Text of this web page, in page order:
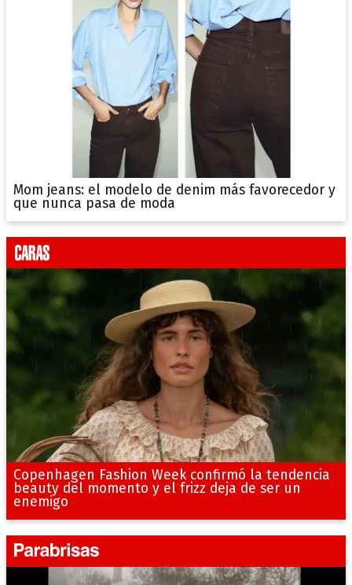
Mom jeans: el modelo de denim más favorecedor y
que nunca pasa de moda
Copenhagen Fashion Week confirmó la tendencia
beauty del momento y el frizz deja de ser un
enemigo